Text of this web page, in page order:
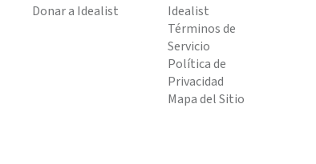
Donar a Idealist
Idealist
Términos de
Servicio
Política de
Privacidad
Mapa del Sitio